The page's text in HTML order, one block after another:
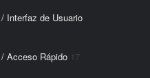
Interfaz de Usuario
Acceso Rápido 17